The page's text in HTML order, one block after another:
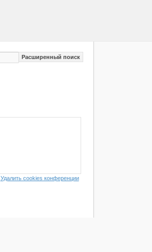
Расширенный поиск
Удалить cookies конференции